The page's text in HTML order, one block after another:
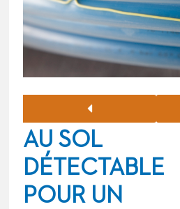
LE CHAUFFAGE
AU SOL
DÉTECTABLE
POUR UN